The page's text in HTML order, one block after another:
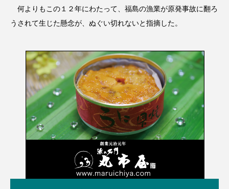
何よりもこの１２年にわたって、福島の漁業が原発事故に翻ろ
うされて生じた懸念が、ぬぐい切れないと指摘した。